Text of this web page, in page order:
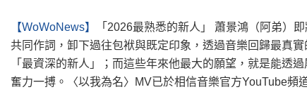
【WoWoNews】
「2026最熟悉的新人」 蕭景鴻（阿弟）
共同作詞，卸下過往包袱與既定印象，透過音樂回歸最真
「最資深的新人」；而這些年來他最大的願望，就是能透
奮力一搏。〈以我為名〉MV已於相信音樂官方YouTube頻